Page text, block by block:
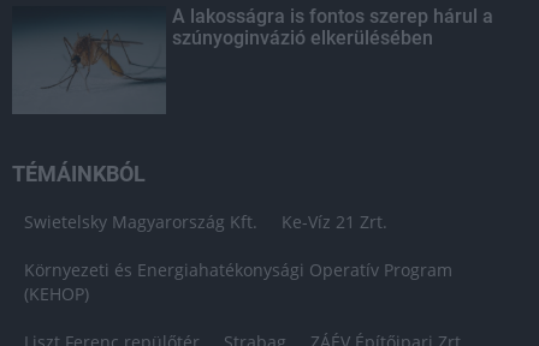
A lakosságra is fontos szerep hárul a
szúnyoginvázió elkerülésében
TÉMÁINKBÓL
Swietelsky Magyarország Kft. Ke-Víz 21 Zrt.
Környezeti és Energiahatékonysági Operatív Program
(KEHOP)